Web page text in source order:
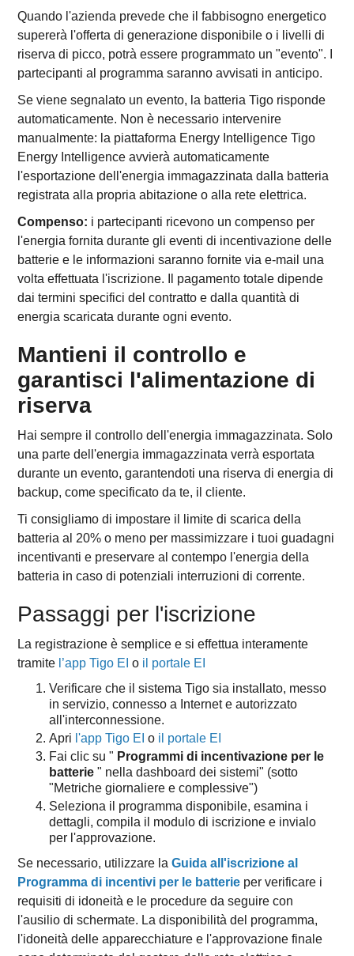
Quando l'azienda prevede che il fabbisogno energetico
supererà l'offerta di generazione disponibile o i livelli di
riserva di picco, potrà essere programmato un "evento". I
partecipanti al programma saranno avvisati in anticipo.
Se viene segnalato un evento, la batteria Tigo risponde
automaticamente. Non è necessario intervenire
manualmente: la piattaforma Energy Intelligence Tigo
Energy Intelligence avvierà automaticamente
l'esportazione dell'energia immagazzinata dalla batteria
registrata alla propria abitazione o alla rete elettrica.
Compenso: i partecipanti ricevono un compenso per
l'energia fornita durante gli eventi di incentivazione delle
batterie e le informazioni saranno fornite via e-mail una
volta effettuata l'iscrizione. Il pagamento totale dipende
dai termini specifici del contratto e dalla quantità di
energia scaricata durante ogni evento.
Mantieni il controllo e
garantisci l'alimentazione di
riserva
Hai sempre il controllo dell'energia immagazzinata. Solo
una parte dell'energia immagazzinata verrà esportata
durante un evento, garantendoti una riserva di energia di
backup, come specificato da te, il cliente.
Ti consigliamo di impostare il limite di scarica della
batteria al 20% o meno per massimizzare i tuoi guadagni
incentivanti e preservare al contempo l'energia della
batteria in caso di potenziali interruzioni di corrente.
Passaggi per l'iscrizione
La registrazione è semplice e si effettua interamente
tramite l’app Tigo EI o il portale EI
Verificare che il sistema Tigo sia installato, messo
in servizio, connesso a Internet e autorizzato
all'interconnessione.
Apri l'app Tigo EI o il portale EI
Fai clic su " Programmi di incentivazione per le
batterie " nella dashboard dei sistemi" (sotto
"Metriche giornaliere e complessive")
Seleziona il programma disponibile, esamina i
dettagli, compila il modulo di iscrizione e invialo
per l'approvazione.
Se necessario, utilizzare laGuida all'iscrizione al
Programma di incentivi per le batterie per verificare i
requisiti di idoneità e le procedure da seguire con
l'ausilio di schermate. La disponibilità del programma,
l'idoneità delle apparecchiature e l'approvazione finale